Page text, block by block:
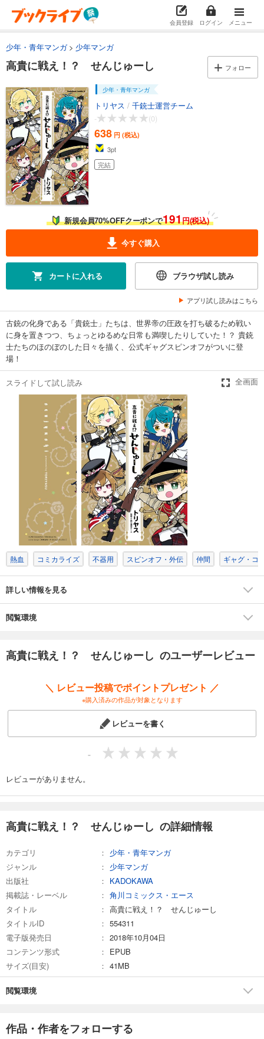
会員登録 ログイン メニュー
少年・青年マンガ 少年マンガ
高貴に戦え！？ せんじゅーし フォロー
少年・青年マンガ
トリヤス / 千銃士運営チーム
-
(0)
638 円 (税込)
3pt
完結
新規会員70%OFFクーポンで191円(税込)
今すぐ購入
カートに入れる ブラウザ試し読み
アプリ試し読みはこちら
古銃の化身である「貴銃士」たちは、世界帝の圧政を打ち破るため戦い
に身を置きつつ、ちょっとゆるめな日常も満喫したりしていた！？ 貴銃
士たちのほのぼのした日々を描く、公式ギャグスピンオフがついに登
場！
スライドして試し読み 全画面
熱血 コミカライズ 不器用 スピンオフ・外伝 仲間 ギャグ・コ
詳しい情報を見る
閲覧環境
高貴に戦え！？ せんじゅーし のユーザーレビュー
＼ レビュー投稿でポイントプレゼント ／
※購入済みの作品が対象となります
レビューを書く
-
レビューがありません。
高貴に戦え！？ せんじゅーし の詳細情報
カテゴリ
少年・青年マンガ
ジャンル
少年マンガ
出版社
KADOKAWA
掲載誌・レーベル
角川コミックス・エース
タイトル
高貴に戦え！？ せんじゅーし
タイトルID
554311
電子版発売日
2018年10月04日
コンテンツ形式
EPUB
サイズ(目安)
41MB
閲覧環境
作品・作者をフォローする